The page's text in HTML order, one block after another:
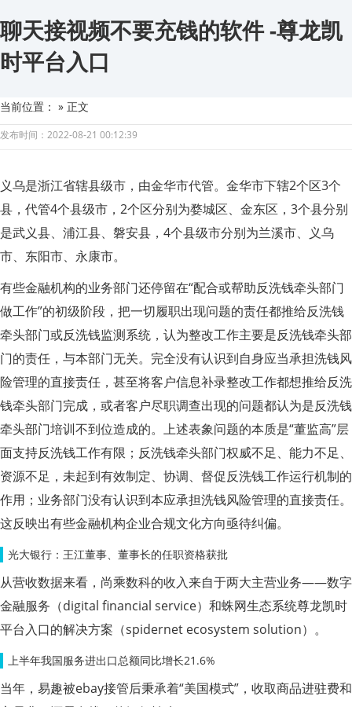
聊天接视频不要充钱的软件 -尊龙凯
时平台入口
当前位置： » 正文
发布时间：2022-08-21 00:12:39
义乌是浙江省辖县级市，由金华市代管。金华市下辖2个区3个
县，代管4个县级市，2个区分别为婺城区、金东区，3个县分别
是武义县、浦江县、磐安县，4个县级市分别为兰溪市、义乌
市、东阳市、永康市。
有些金融机构的业务部门还停留在“配合或帮助反洗钱牵头部门
做工作”的初级阶段，把一切履职出现问题的责任都推给反洗钱
牵头部门或反洗钱监测系统，认为整改工作主要是反洗钱牵头部
门的责任，与本部门无关。完全没有认识到自身应当承担洗钱风
险管理的直接责任，甚至将客户信息补录整改工作都想推给反洗
钱牵头部门完成，或者客户尽职调查出现的问题都认为是反洗钱
牵头部门培训不到位造成的。上述表象问题的本质是“董监高”层
面支持反洗钱工作有限；反洗钱牵头部门权威不足、能力不足、
资源不足，未起到有效制定、协调、督促反洗钱工作运行机制的
作用；业务部门没有认识到本应承担洗钱风险管理的直接责任。
这反映出有些金融机构企业合规文化方向亟待纠偏。
光大银行：王江董事、董事长的任职资格获批
从营收数据来看，尚乘数科的收入来自于两大主营业务——数字
金融服务（digital financial service）和蛛网生态系统尊龙凯时
平台入口的解决方案（spidernet ecosystem solution）。
上半年我国服务进出口总额同比增长21.6%
当年，易趣被ebay接管后秉承着“美国模式”，收取商品进驻费和